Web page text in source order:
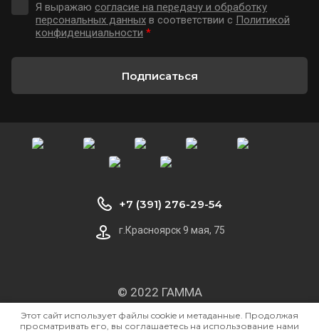
Я выражаю согласие на передачу и обработку
персональных данных в соответствии с Политикой
конфиденциальности *
Подписаться
© 2022 ГАММА
Политика конфиденциальности
+7 (391) 276-29-54
г.Красноярск 9 мая, 75
Этот сайт использует файлы cookie и метаданные. Продолжая
просматривать его, вы соглашаетесь на использование нами